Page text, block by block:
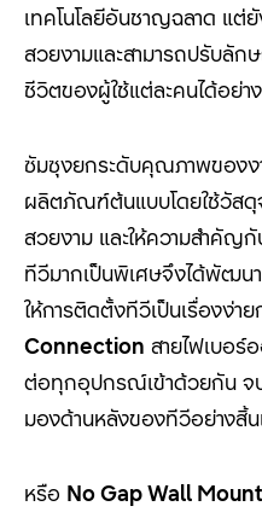
เทคโนโลยีอันชาญฉลาด แ
สวยงามและสามารถปรับลัก
ชีวิตของผู้ใช้แต่ละคนได้อย่
ซัมซุงยกระดับคุณภาพของ
ผลิตภัณฑ์ต้นแบบโดยใช้วัส
สวยงาม และให้ความสำคัญ
ทีวีมากเป็นพิเศษจึงได้พัฒน
ให้การติดตั้งทีวีเป็นเรื่องง่าย
Connection สายไฟเบอร์
ต่อทุกอุปกรณ์เข้าด้วยกัน จบ
มองด้านหลังของทีวีอย่างสิ้น
หรือ No Gap Wall Mount